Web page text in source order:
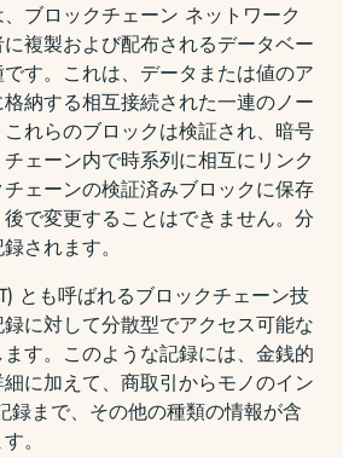
ブロックチェーン ネットワーク
複製および配布されるデータベー
す。これは、データまたは値のア
納する相互接続された一連のノー
これらのブロックは検証され、暗号
ェーン内で時系列に相互にリンク
ェーンの検証済みブロックに保存
で変更することはできません。分
されます。
とも呼ばれるブロックチェーン技
に対して分散型でアクセス可能な
す。このような記録には、金銭的
に加えて、商取引からモノのイン
録まで、その他の種類の情報が含
。